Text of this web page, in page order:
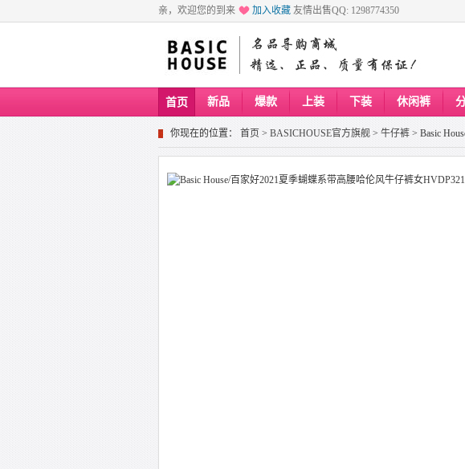
亲，欢迎您的到来 加入收藏 友情出售QQ: 1298774350
首页 新品 爆款 上装 下装 休闲裤
你现在的位置： 首页 > BASICHOUSE官方旗舰 > 牛仔裤 > Basic